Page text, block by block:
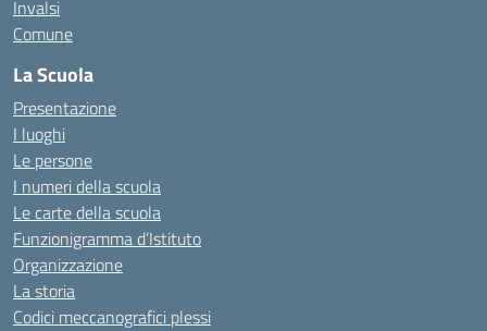
Invalsi
Comune
La Scuola
Presentazione
I luoghi
Le persone
I numeri della scuola
Le carte della scuola
Funzionigramma d’Istituto
Organizzazione
La storia
Codici meccanografici plessi